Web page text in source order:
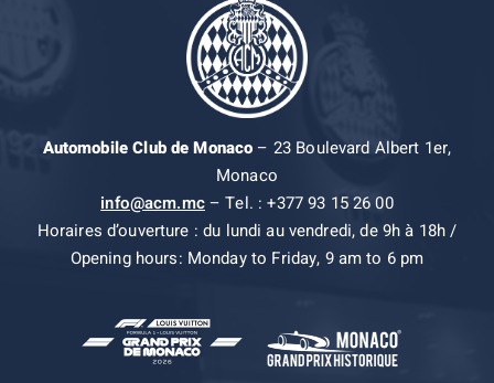
Automobile Club de Monaco– 23 Boulevard Albert 1er,
Monaco
info@acm.mc– Tel. : +377 93 15 26 00
Horaires d’ouverture : du lundi au vendredi, de 9h à 18h /
Opening hours: Monday to Friday, 9 am to 6 pm